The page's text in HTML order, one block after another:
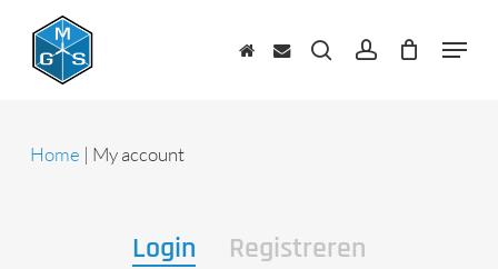
content
zoekenaccount Menu
Home | My account
Login Registreren